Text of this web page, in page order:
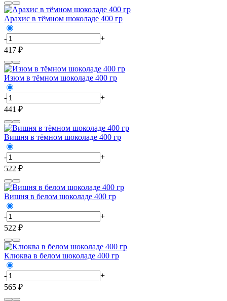
Арахис в тёмном шоколаде 400 гр
-
+
417 ₽
Изюм в тёмном шоколаде 400 гр
-
+
441 ₽
Вишня в тёмном шоколаде 400 гр
-
+
522 ₽
Вишня в белом шоколаде 400 гр
-
+
522 ₽
Клюква в белом шоколаде 400 гр
-
+
565 ₽